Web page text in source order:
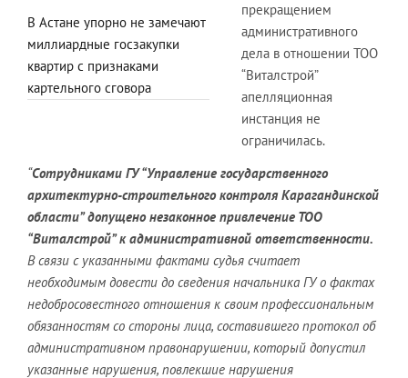
В Астане упорно не замечают
миллиардные госзакупки
квартир с признаками
картельного сговора
прекращением
административного
дела в отношении ТОО
“Виталстрой”
апелляционная
инстанция не
ограничилась.
“Сотрудниками ГУ “Управление государственного
архитектурно-строительного контроля Карагандинской
области” допущено незаконное привлечение ТОО
“Виталстрой” к административной ответственности.
В связи с указанными фактами судья считает
необходимым довести до сведения начальника ГУ о фактах
недобросовестного отношения к своим профессиональным
обязанностям со стороны лица, составившего протокол об
административном правонарушении, который допустил
указанные нарушения, повлекшие нарушения